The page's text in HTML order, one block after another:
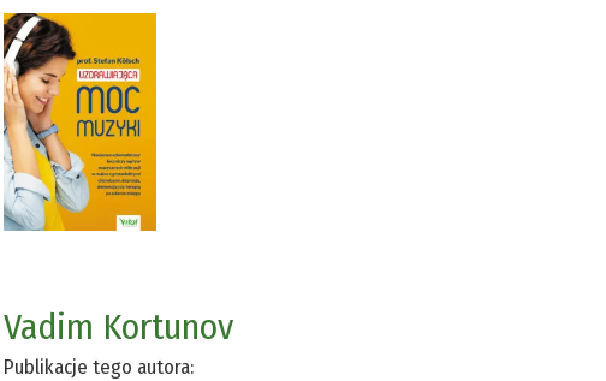
Vadim Kortunov
Publikacje tego autora: